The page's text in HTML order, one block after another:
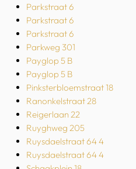
Parkstraat 6
Parkstraat 6
Parkstraat 6
Parkweg 301
Payglop 5 B
Payglop 5 B
Pinksterbloemstraat 18
Ranonkelstraat 28
Reigerlaan 22
Ruyghweg 205
Ruysdaelstraat 64 4
Ruysdaelstraat 64 4